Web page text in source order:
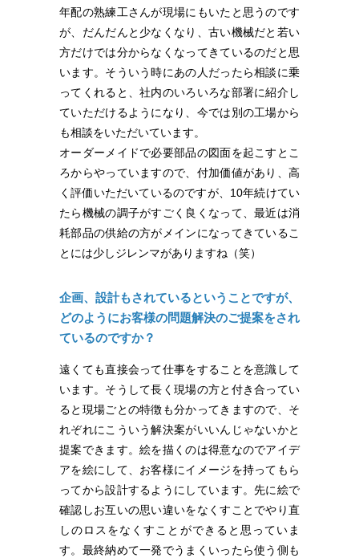
年配の熟練工さんが現場にもいたと思うのです
が、だんだんと少なくなり、古い機械だと若い
方だけでは分からなくなってきているのだと思
います。そういう時にあの人だったら相談に乗
ってくれると、社内のいろいろな部署に紹介し
ていただけるようになり、今では別の工場から
も相談をいただいています。
オーダーメイドで必要部品の図面を起こすとこ
ろからやっていますので、付加価値があり、高
く評価いただいているのですが、10年続けてい
たら機械の調子がすごく良くなって、最近は消
耗部品の供給の方がメインになってきているこ
とには少しジレンマがありますね（笑）
企画、設計もされているということですが、
どのようにお客様の問題解決のご提案をされ
ているのですか？
遠くても直接会って仕事をすることを意識して
います。そうして長く現場の方と付き合ってい
ると現場ごとの特徴も分かってきますので、そ
れぞれにこういう解決案がいいんじゃないかと
提案できます。絵を描くのは得意なのでアイデ
アを絵にして、お客様にイメージを持ってもら
ってから設計するようにしています。先に絵で
確認しお互いの思い違いをなくすことでやり直
しのロスをなくすことができると思っていま
す。最終納めて一発でうまくいったら使う側も